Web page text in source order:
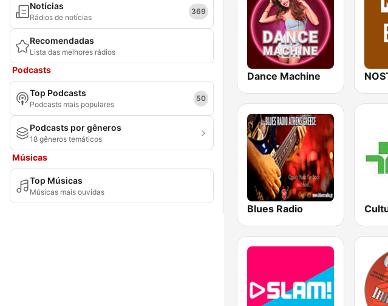
Notícias
Rádios de notícias
369
Recomendadas
Lista das melhores rádios
Podcasts
Top Podcasts
Podcasts mais populares
50
Podcasts por gêneros
18 gêneros temáticos
Músicas
Top Músicas
Músicas mais ouvidas
Dance Machine
Blues Radio